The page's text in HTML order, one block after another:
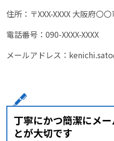
住所：〒XXX-XXXX 大阪府〇〇
電話番号：090-XXXX-XXXX
メールアドレス：
丁寧にかつ簡潔にメ
とが大切です